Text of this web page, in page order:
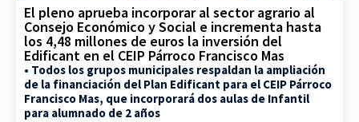
El pleno aprueba incorporar al sector agrario al
Consejo Económico y Social e incrementa hasta
los 4,48 millones de euros la inversión del
Edificant en el CEIP Párroco Francisco Mas
• Todos los grupos municipales respaldan la ampliación
de la financiación del Plan Edificant para el CEIP Párroco
Francisco Mas, que incorporará dos aulas de Infantil
para alumnado de 2 años